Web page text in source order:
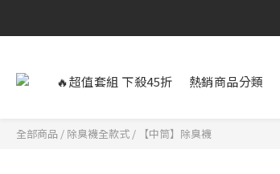
🔥超值套組 下殺45折 熱銷商品分類
全部商品 / 除臭襪全款式 / 【中筒】除臭襪